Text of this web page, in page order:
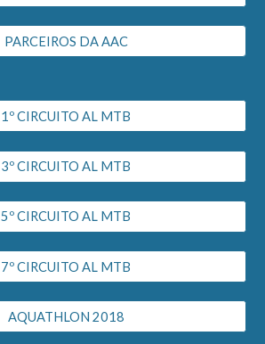
PARCEIROS DA AAC
1º CIRCUITO AL MTB
3º CIRCUITO AL MTB
5º CIRCUITO AL MTB
7º CIRCUITO AL MTB
AQUATHLON 2018